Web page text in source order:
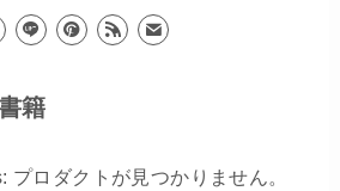
籍
ロダクトが見つかりません。